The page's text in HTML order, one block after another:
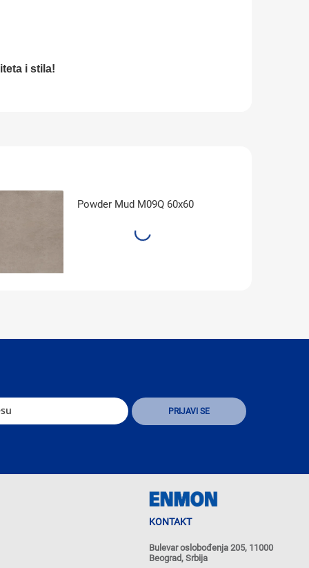
i stila!
Powder Mud M09Q 60x60
KONTAKT
Bulevar oslobođenja 205, 11000
Beograd, Srbija